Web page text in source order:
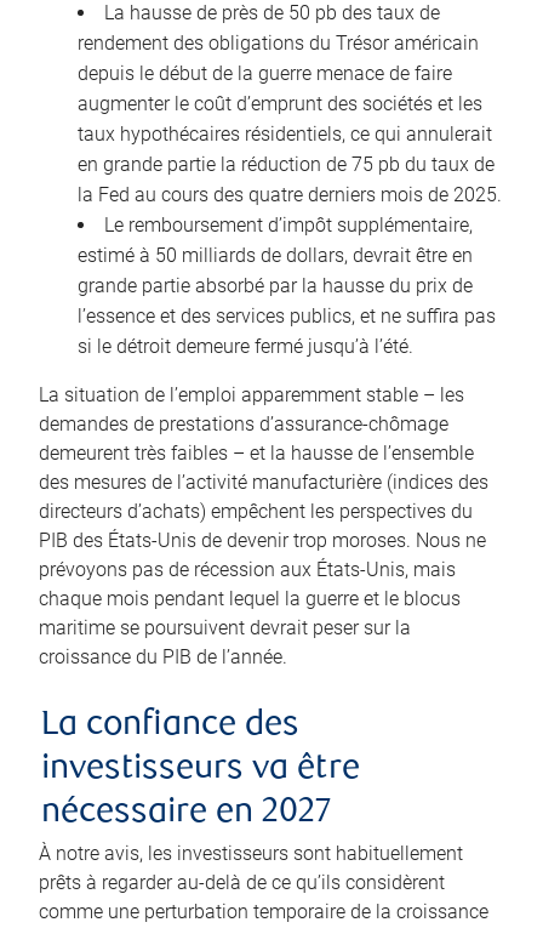
La hausse de près de 50 pb des taux de
rendement des obligations du Trésor américain
depuis le début de la guerre menace de faire
augmenter le coût d’emprunt des sociétés et les
taux hypothécaires résidentiels, ce qui annulerait
en grande partie la réduction de 75 pb du taux de
la Fed au cours des quatre derniers mois de 2025.
Le remboursement d’impôt supplémentaire,
estimé à 50 milliards de dollars, devrait être en
grande partie absorbé par la hausse du prix de
l’essence et des services publics, et ne suffira pas
si le détroit demeure fermé jusqu’à l’été.
La situation de l’emploi apparemment stable – les
demandes de prestations d’assurance-chômage
demeurent très faibles – et la hausse de l’ensemble
des mesures de l’activité manufacturière (indices des
directeurs d’achats) empêchent les perspectives du
PIB des États-Unis de devenir trop moroses. Nous ne
prévoyons pas de récession aux États-Unis, mais
chaque mois pendant lequel la guerre et le blocus
maritime se poursuivent devrait peser sur la
croissance du PIB de l’année.
La confiance des
investisseurs va être
nécessaire en 2027
À notre avis, les investisseurs sont habituellement
prêts à regarder au-delà de ce qu’ils considèrent
comme une perturbation temporaire de la croissance